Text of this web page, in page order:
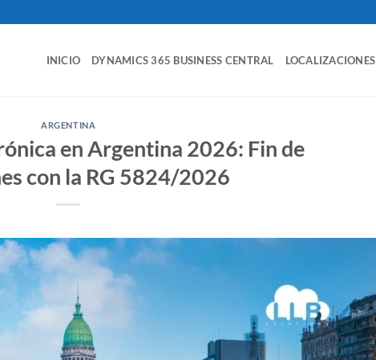
INICIO DYNAMICS 365 BUSINESS CENTRAL LOCALIZACIONES
ARGENTINA
en Argentina 2026: Fin de
con la RG 5824/2026